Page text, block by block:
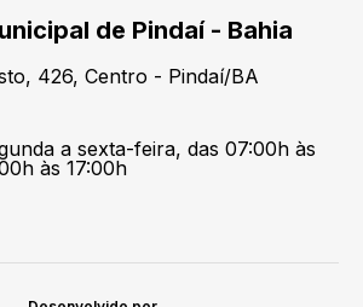
de Pindaí - Bahia
426, Centro - Pindaí/BA
a sexta-feira, das 07:00h às
às 17:00h